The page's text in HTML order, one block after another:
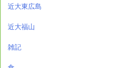
近大東広島
近大福山
雑記